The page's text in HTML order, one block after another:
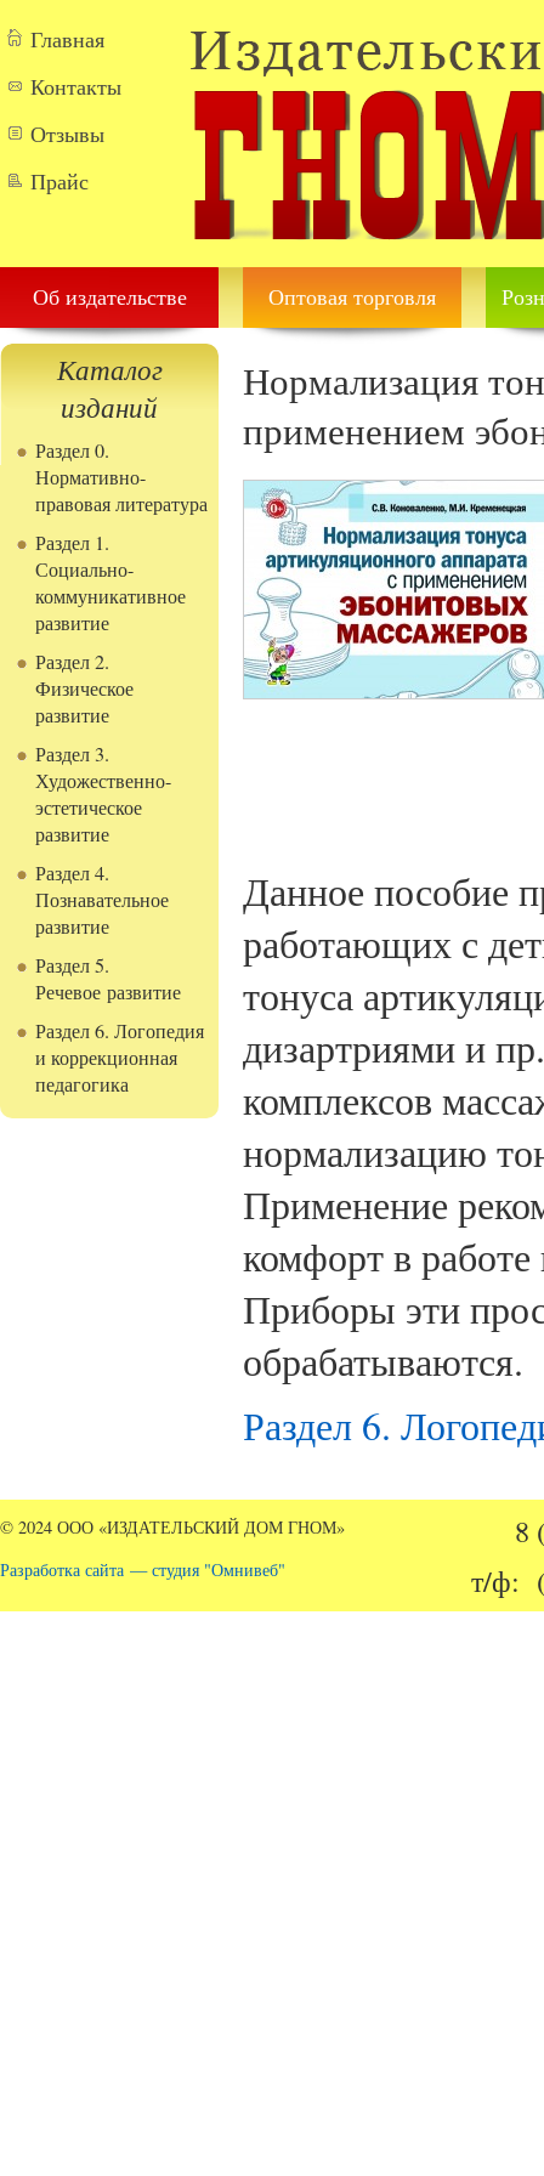
Главная
Контакты
Отзывы
Прайс
Об издательстве Оптовая торговля
Каталог
изданий
Раздел 0.
Нормативно-
правовая литература
Раздел 1.
Социально-
коммуникативное
развитие
Раздел 2.
Физическое
развитие
Раздел 3.
Художественно-
эстетическое
развитие
Раздел 4.
Познавательное
развитие
Раздел 5.
Речевое развитие
Раздел 6. Логопедия
и коррекционная
педагогика
Нормализация
применением
Данное пособие
работающих с
тонуса
дизартриями и
комплексов
нормализацию
Применение
комфорт в
Приборы эти
обрабатываются.
Раздел 6.
© 2024 ООО «ИЗДАТЕЛЬСКИЙ ДОМ ГНОМ»
Разработка сайта — студия "Омнивеб"
8
т/ф: